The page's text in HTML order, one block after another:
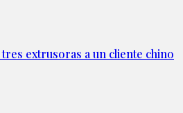
extrusoras a un cliente chino